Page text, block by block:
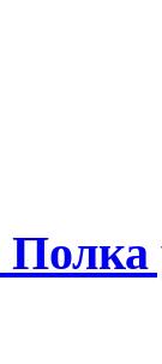
Полка